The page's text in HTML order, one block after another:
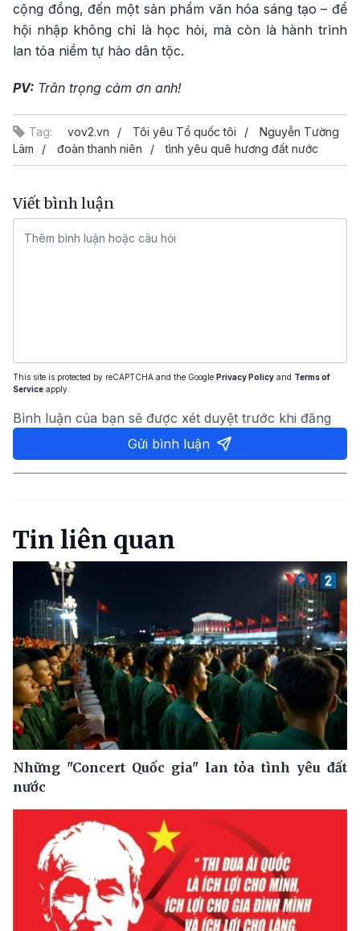
cộng đồng, đến một sản phẩm văn hóa sáng tạo – để
hội nhập không chỉ là học hỏi, mà còn là hành trình
lan tỏa niềm tự hào dân tộc.
PV: Trân trọng cảm ơn anh!
Tag: vov2.vn Tôi yêu Tổ quốc tôi
Nguyễn Tường
Lâm
đoàn thanh niên tình yêu quê hương đất nước
Viết bình luận
This site is protected by reCAPTCHA and the Google Privacy Policy and Terms of
Service apply.
Bình luận của bạn sẽ được xét duyệt trước khi đăng
Gửi bình luận
Tin liên quan
Những "Concert Quốc gia" lan tỏa tình yêu đất
nước